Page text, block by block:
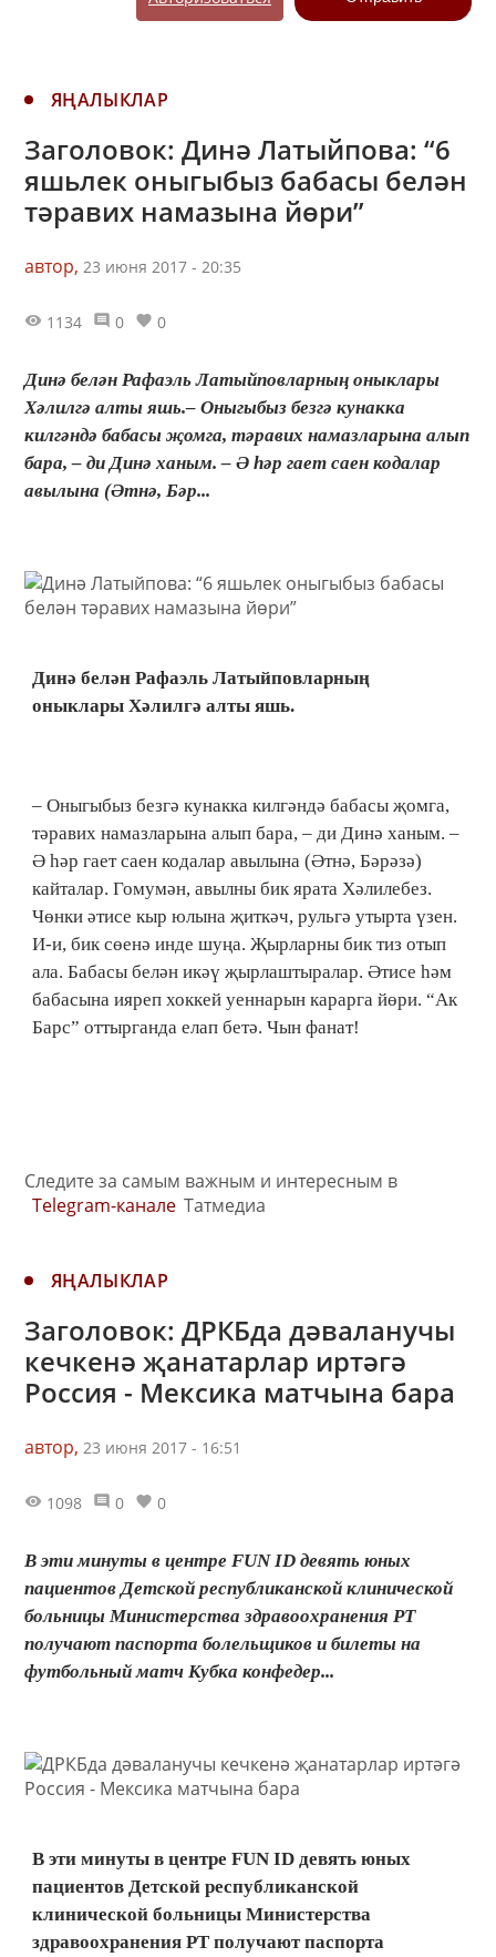
ЯҢАЛЫКЛАР
Заголовок: Динә Латыйпова: “6
яшьлек оныгыбыз бабасы белән
тәравих намазына йөри”
автор, 23 июня 2017 - 20:35
1134 0 0
Динә белән Рафаэль Латыйповларның оныклары
Хәлилгә алты яшь.– Оныгыбыз безгә кунакка
килгәндә бабасы җомга, тәравих намазларына алып
бара, – ди Динә ханым. – Ә һәр гает саен кодалар
авылына (Әтнә, Бәр...
Динә белән Рафаэль Латыйповларның
оныклары Хәлилгә алты яшь.
– Оныгыбыз безгә кунакка килгәндә бабасы җомга,
тәравих намазларына алып бара, – ди Динә ханым. –
Ә һәр гает саен кодалар авылына (Әтнә, Бәрәзә)
кайталар. Гомумән, авылны бик ярата Хәлилебез.
Чөнки әтисе кыр юлына җиткәч, рульгә утырта үзен.
И-и, бик сөенә инде шуңа. Җырларны бик тиз отып
ала. Бабасы белән икәү җырлаштыралар. Әтисе һәм
бабасына ияреп хоккей уеннарын карарга йөри. “Ак
Барс” оттырганда елап бетә. Чын фанат!
Следите за самым важным и интересным в
Telegram-канале Татмедиа
ЯҢАЛЫКЛАР
Заголовок: ДРКБда дәваланучы
кечкенә җанатарлар иртәгә
Россия - Мексика матчына бара
автор, 23 июня 2017 - 16:51
1098 0 0
В эти минуты в центре FUN ID девять юных
пациентов Детской республиканской клинической
больницы Министерства здравоохранения РТ
получают паспорта болельщиков и билеты на
футбольный матч Кубка конфедер...
В эти минуты в центре FUN ID девять юных
пациентов Детской республиканской
клинической больницы Министерства
здравоохранения РТ получают паспорта